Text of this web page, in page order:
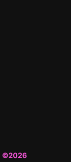
©2026